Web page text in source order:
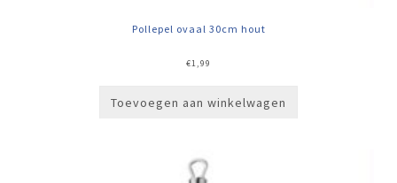
Pollepel ovaal 30cm hout
€1,99
Toevoegen aan winkelwagen